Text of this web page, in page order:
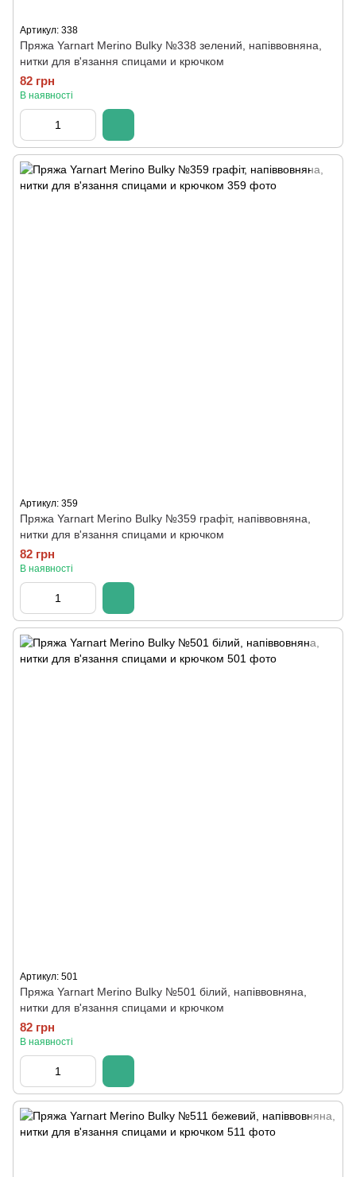
Артикул: 338
Пряжа Yarnart Merino Bulky №338 зелений, напіввовняна,
нитки для в'язання спицами и крючком
82 грн
В наявності
Артикул: 359
Пряжа Yarnart Merino Bulky №359 графіт, напіввовняна,
нитки для в'язання спицами и крючком
82 грн
В наявності
Артикул: 501
Пряжа Yarnart Merino Bulky №501 білий, напіввовняна,
нитки для в'язання спицами и крючком
82 грн
В наявності